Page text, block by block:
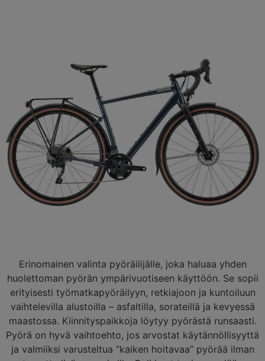
Erinomainen valinta pyöräilijälle, joka haluaa yhden
huolettoman pyörän ympärivuotiseen käyttöön. Se sopii
erityisesti työmatkapyöräilyyn, retkiajoon ja kuntoiluun
vaihtelevilla alustoilla – asfaltilla, sorateillä ja kevyessä
maastossa. Kiinnityspaikkoja löytyy pyörästä runsaasti.
Pyörä on hyvä vaihtoehto, jos arvostat käytännöllisyyttä
ja valmiiksi varusteltua “kaiken hoitavaa” pyörää ilman